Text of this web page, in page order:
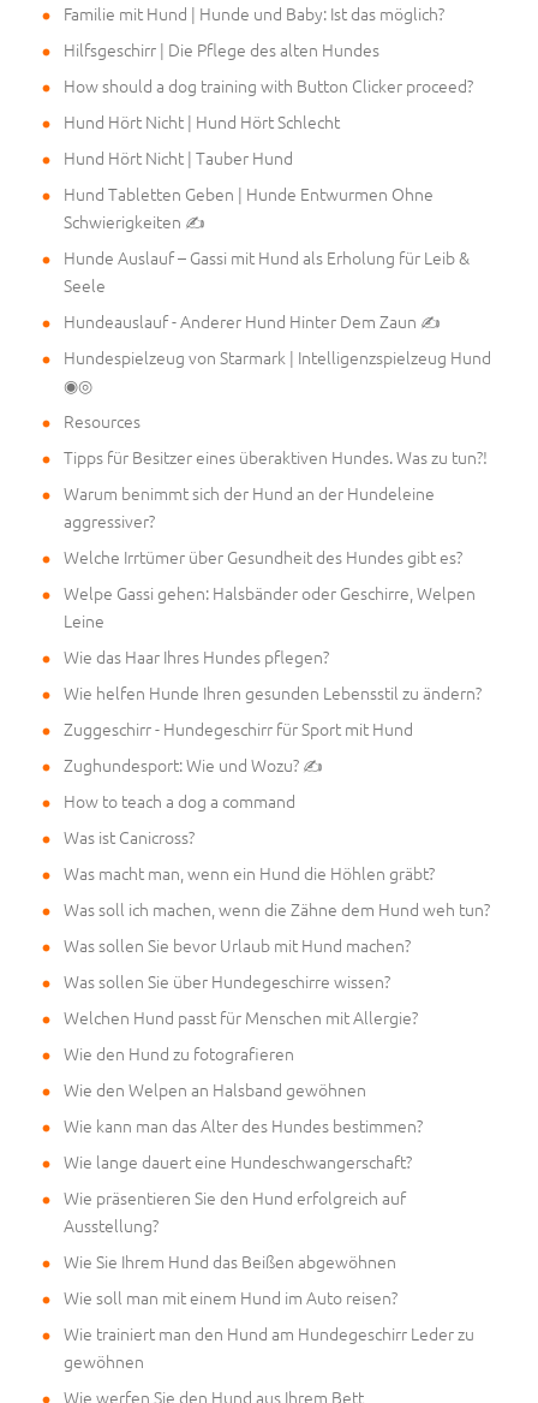
Familie mit Hund | Hunde und Baby: Ist das möglich?
Hilfsgeschirr | Die Pflege des alten Hundes
How should a dog training with Button Clicker proceed?
Hund Hört Nicht | Hund Hört Schlecht
Hund Hört Nicht | Tauber Hund
Hund Tabletten Geben | Hunde Entwurmen Ohne
Schwierigkeiten ✍
Hunde Auslauf – Gassi mit Hund als Erholung für Leib &
Seele
Hundeauslauf - Anderer Hund Hinter Dem Zaun ✍
Hundespielzeug von Starmark | Intelligenzspielzeug Hund
◉◎
Resources
Tipps für Besitzer eines überaktiven Hundes. Was zu tun?!
Warum benimmt sich der Hund an der Hundeleine
aggressiver?
Welche Irrtümer über Gesundheit des Hundes gibt es?
Welpe Gassi gehen: Halsbänder oder Geschirre, Welpen
Leine
Wie das Haar Ihres Hundes pflegen?
Wie helfen Hunde Ihren gesunden Lebensstil zu ändern?
Zuggeschirr - Hundegeschirr für Sport mit Hund
Zughundesport: Wie und Wozu? ✍
How to teach a dog a command
Was ist Canicross?
Was macht man, wenn ein Hund die Höhlen gräbt?
Was soll ich machen, wenn die Zähne dem Hund weh tun?
Was sollen Sie bevor Urlaub mit Hund machen?
Was sollen Sie über Hundegeschirre wissen?
Welchen Hund passt für Menschen mit Allergie?
Wie den Hund zu fotografieren
Wie den Welpen an Halsband gewöhnen
Wie kann man das Alter des Hundes bestimmen?
Wie lange dauert eine Hundeschwangerschaft?
Wie präsentieren Sie den Hund erfolgreich auf
Ausstellung?
Wie Sie Ihrem Hund das Beißen abgewöhnen
Wie soll man mit einem Hund im Auto reisen?
Wie trainiert man den Hund am Hundegeschirr Leder zu
gewöhnen
Wie werfen Sie den Hund aus Ihrem Bett